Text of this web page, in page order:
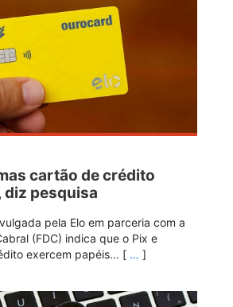
cartão de crédito
pesquisa
pela Elo em parceria com a
(FDC) indica que o Pix e
exercem papéis… [ … ]